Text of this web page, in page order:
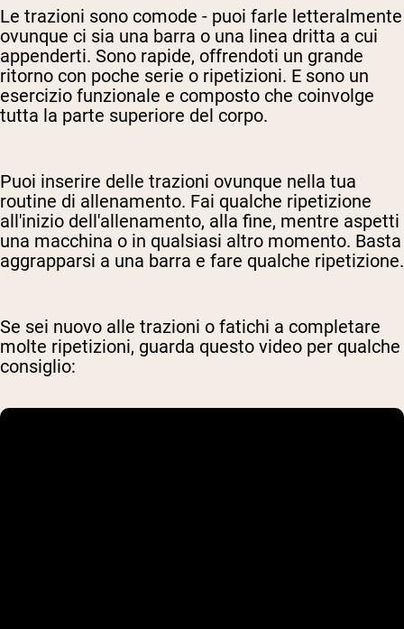
Le trazioni sono comode - puoi farle letteralmente
ovunque ci sia una barra o una linea dritta a cui
appenderti. Sono rapide, offrendoti un grande
ritorno con poche serie o ripetizioni. E sono un
esercizio funzionale e composto che coinvolge
tutta la parte superiore del corpo.
Puoi inserire delle trazioni ovunque nella tua
routine di allenamento. Fai qualche ripetizione
all'inizio dell'allenamento, alla fine, mentre aspetti
una macchina o in qualsiasi altro momento. Basta
aggrapparsi a una barra e fare qualche ripetizione.
Se sei nuovo alle trazioni o fatichi a completare
molte ripetizioni, guarda questo video per qualche
consiglio: